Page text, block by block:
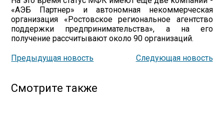
«АЭБ Партнер» и автономная некоммерческая
организация «Ростовское региональное агентство
поддержки предпринимательства», а на его
получение рассчитывают около 90 организаций.
Предыдущая новость Следующая новость
Смотрите также